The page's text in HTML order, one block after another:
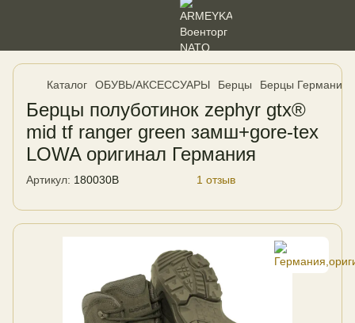
Каталог ОБУВЬ/АКСЕССУАРЫ Берцы Берцы
Берцы полуботинок zephyr gtx®
mid tf ranger green замш+gore-tex
LOWA оригинал Германия
Артикул: 180030B 1 отзыв